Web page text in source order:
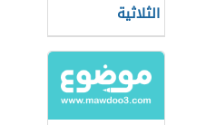
الثلاثية